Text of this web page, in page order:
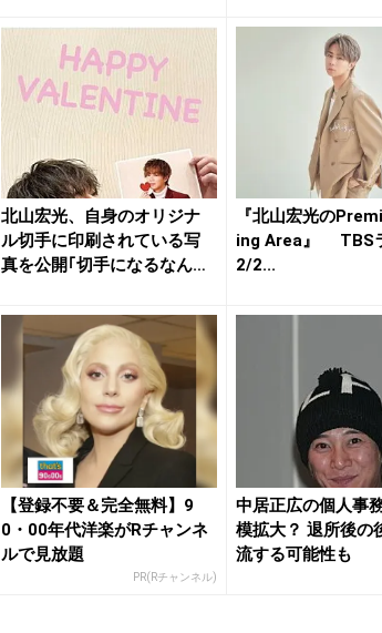
北山宏光、自身のオリジナ
ル切手に印刷されている写
真を公開｢切手になるなんて
『北山宏光の
ing Area』 TBS
2/2...
【登録不要＆完全無料】9
0・00年代洋楽がRチャンネ
ルで見放題
PR(Rチャンネル)
中居正広の個人事
模拡大？ 退所後の
流する可能性も